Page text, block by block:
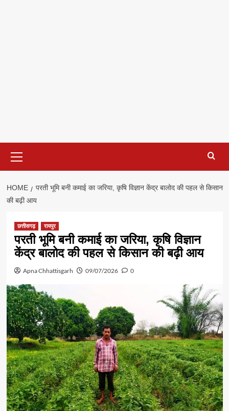
Menu
HOME
परती भूमि बनी कमाई का जरिया, कृषि विज्ञान केंद्र बालोद की पहल से किसान
की बढ़ी आय
छत्तीसगढ़ रायपुर
परती भूमि बनी कमाई का जरिया, कृषि विज्ञान
केंद्र बालोद की पहल से किसान की बढ़ी आय
Apna Chhattisgarh 09/07/2026 0